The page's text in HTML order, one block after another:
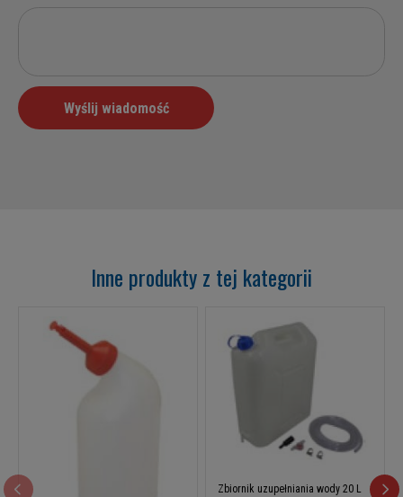
Inne produkty z tej kategorii
Zbiornik uzupełniania wody 20 L